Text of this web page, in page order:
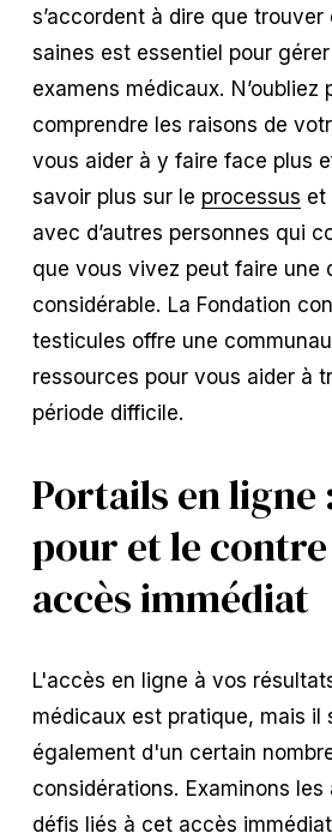
s’accordent à dire que
saines est essentiel pour gérer
examens médicaux. N’oubliez
comprendre les raisons de
vous aider à y faire face plus
savoir plus sur le processus et
avec d’autres personnes qui
que vous vivez peut faire une
considérable. La Fondation
testicules offre une
ressources pour vous aider à
période difficile.
Portails en ligne
pour et le
accès immédiat
L'accès en ligne à vos
médicaux est pratique, mais il
également d'un certain
considérations. Examinons
défis liés à cet accès